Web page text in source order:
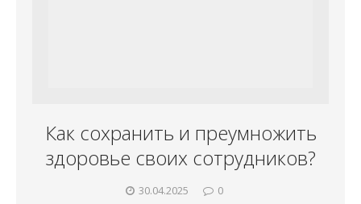
Как сохранить и преумножить
здоровье своих сотрудников?
30.04.2025 0